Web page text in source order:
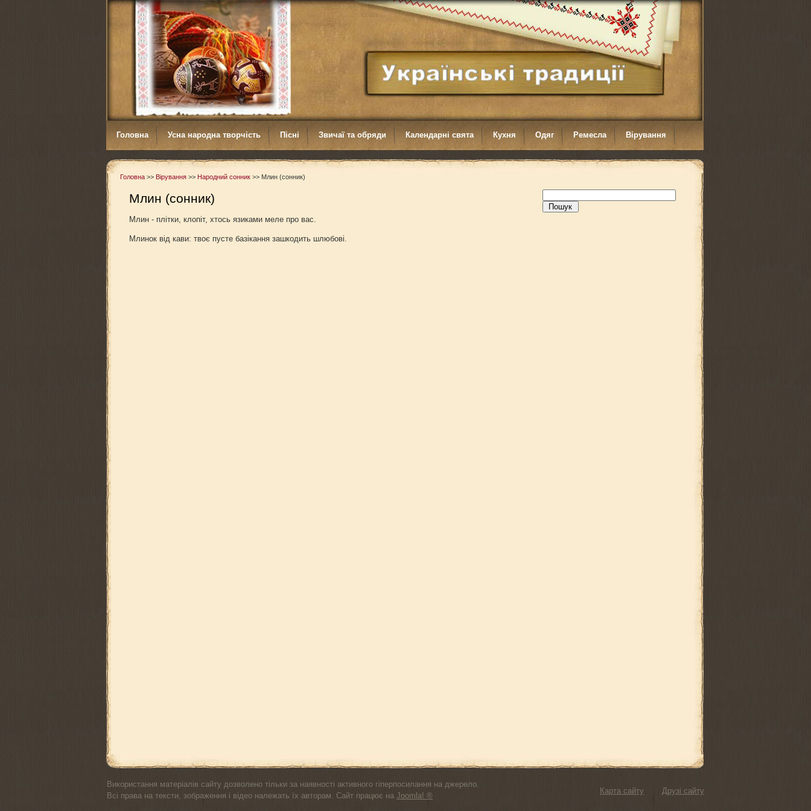
Головна Усна народна творчість Пісні Звичаї та обряди Календарні свята Кухня Одяг Ремесла Вірування
Головна >> Вірування >> Народний сонник >> Млин (сонник)
Млин (сонник)
Млин - плітки, клопіт, хтось язиками меле про вас.
Млинок від кави: твоє пусте базікання зашкодить шлюбові.
Карта сайту Друзі сайту
Використання матеріалів сайту дозволено тільки за наявності активного гіперпосилання на джерело.
Всі права на тексти, зображення і відео належать їх авторам. Сайт працює на Joomla! ®